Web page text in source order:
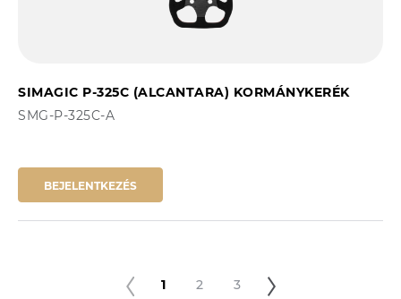
SIMAGIC P-325C (ALCANTARA) KORMÁNYKERÉK
SMG-P-325C-A
BEJELENTKEZÉS
1 2 3